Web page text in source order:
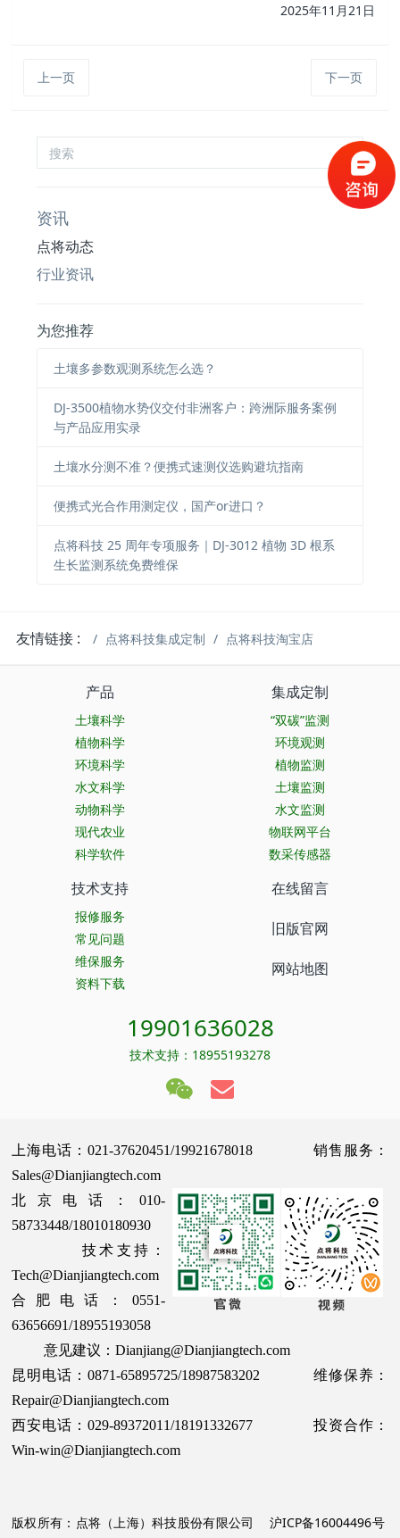
2025年11月21日
上一页 下一页
资讯
点将动态
行业资讯
为您推荐
土壤多参数观测系统怎么选？
DJ-3500植物水势仪交付非洲客户：跨洲际服务案例
与产品应用实录
土壤水分测不准？便携式速测仪选购避坑指南
便携式光合作用测定仪，国产or进口？
点将科技 25 周年专项服务｜DJ-3012 植物 3D 根系
生长监测系统免费维保
友情链接 : 点将科技集成定制 点将科技淘宝店
产品
土壤科学
植物科学
环境科学
水文科学
动物科学
现代农业
科学软件
集成定制
“双碳”监测
环境观测
植物监测
土壤监测
水文监测
物联网平台
数采传感器
技术支持
报修服务
常见问题
维保服务
资料下载
在线留言
旧版官网
网站地图
19901636028
技术支持：18955193278
上海电话：021-37620451/19921678018 销售服务：
Sales@Dianjiangtech.com
北京电话：010-
58733448/18010180930
技术支持：
Tech@Dianjiangtech.com
合肥电话：0551-
63656691/18955193058
意见建议：Dianjiang@Dianjiangtech.com
昆明电话：0871-65895725/18987583202 维修保养：
Repair@Dianjiangtech.com
西安电话：029-89372011/18191332677 投资合作：
Win-win@Dianjiangtech.com
版权所有：点将（上海）科技股份有限公司 沪ICP备16004496号